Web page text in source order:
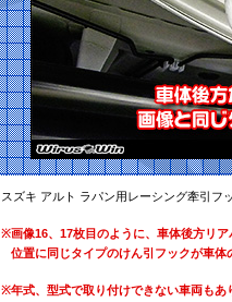
スズキ アルト ラパン用レーシング牽引フ
※画像16、17枚目のように、車体後方リ
位置に同じタイプのけん引フックが車
※年式、型式で取り付けできない車両もあ